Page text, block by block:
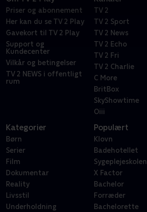
Priser og abonnement
Her kan du se TV 2 Play
Gavekort til TV 2 Play
Support og
Kundecenter
Vilkår og betingelser
TV 2 NEWS i offentligt
rum
TV 2
TV 2 Sport
TV 2 News
TV 2 Echo
TV 2 Fri
TV 2 Charlie
C More
BritBox
SkyShowtime
Oiii
Kategorier
Børn
Serier
Film
Dokumentar
Reality
Livsstil
Underholdning
Populært
Klovn
Badehotellet
Sygeplejeskolen
X Factor
Bachelor
Forræder
Bachelorette